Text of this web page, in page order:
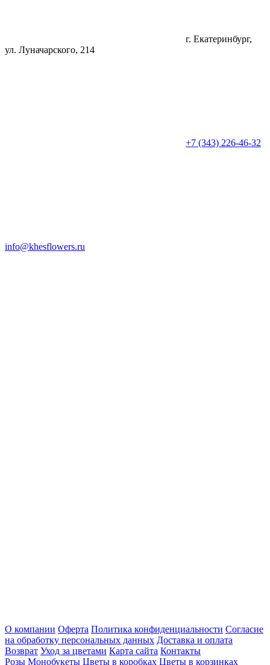
г. Екатеринбург,
ул. Луначарского, 214
+7 (343) 226-46-32
info@khesflowers.ru
О компании Оферта Политика конфиденциальности Согласие
на обработку персональных данных Доставка и оплата
Возврат Уход за цветами Карта сайта Контакты
Розы Монобукеты Цветы в коробках Цветы в корзинках